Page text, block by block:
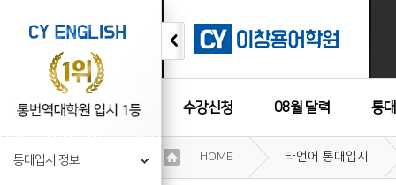
수강신청 08월 달력 통
수강후기
통대입시 정보 HOME 타언어 통대입시